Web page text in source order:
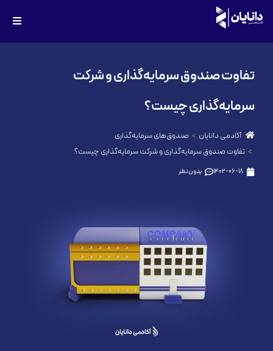
تفاوت صندوق سرمایه‌گذاری و شرکت
سرمایه‌گذاری چیست؟
آکادمی دانایان
صندوق‌های سرمایه‌گذاری
تفاوت صندوق سرمایه‌گذاری و شرکت سرمایه‌گذاری چیست؟
1402-06-18 بدون نظر